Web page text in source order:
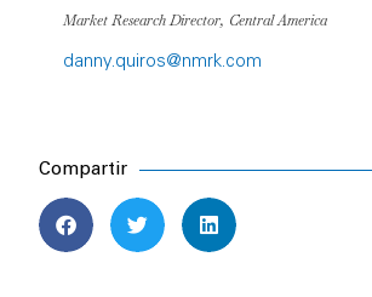
Market Research Director, Central America
danny.quiros@nmrk.com
Compartir